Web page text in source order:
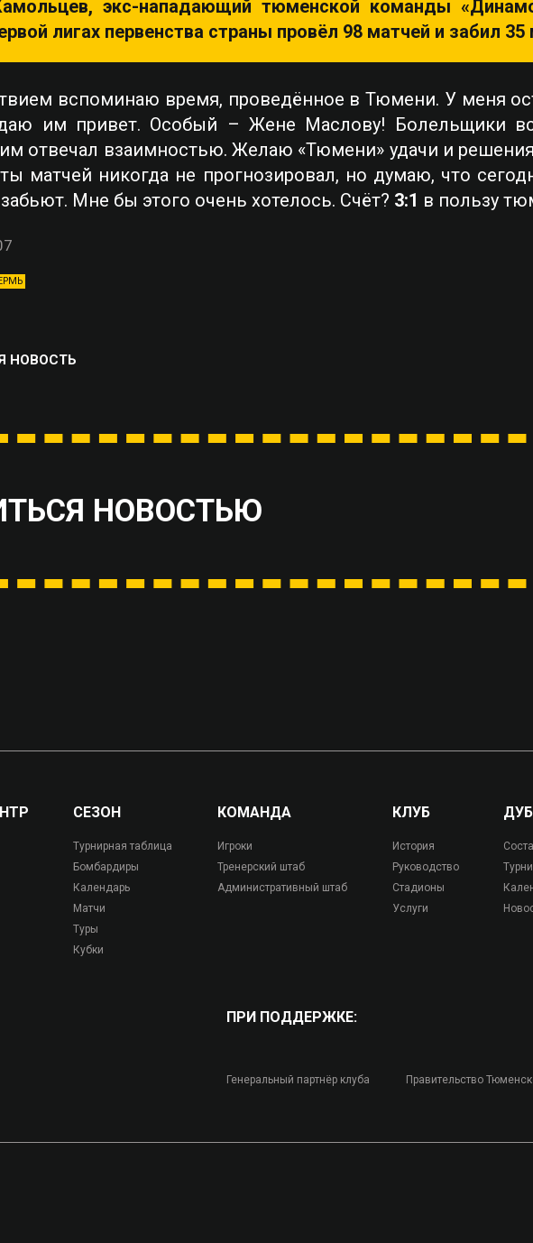
экс-нападающий тюменской команды
лигах первенства страны провёл 98 матчей и забил 35
вспоминаю время, проведённое в Тюмени. У меня
им привет. Особый – Жене Маслову! Болельщики
отвечал взаимностью. Желаю «Тюмени» удачи и
матчей никогда не прогнозировал, но думаю, что
Мне бы этого очень хотелось. Счёт? 3:1 в пользу
НОВОСТЬ
НОВОСТЬЮ
СЕЗОН
Турнирная таблица
Бомбардиры
Календарь
Матчи
Туры
Кубки
КОМАНДА
Игроки
Тренерский штаб
Административный штаб
КЛУБ
История
Руководство
Стадионы
Услуги
ПРИ ПОДДЕРЖКЕ:
Генеральный партнёр клуба Правительство